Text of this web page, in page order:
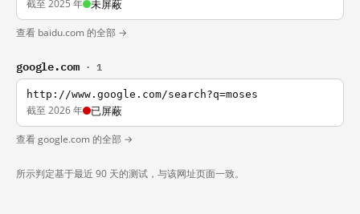
截至 2025 年 未屏蔽
查看 baidu.com 的全部 →
google.com · 1
http://www.google.com/search?q=moses
截至 2026 年 已屏蔽
查看 google.com 的全部 →
所示判定基于最近 90 天的测试，与该网址页面一致。